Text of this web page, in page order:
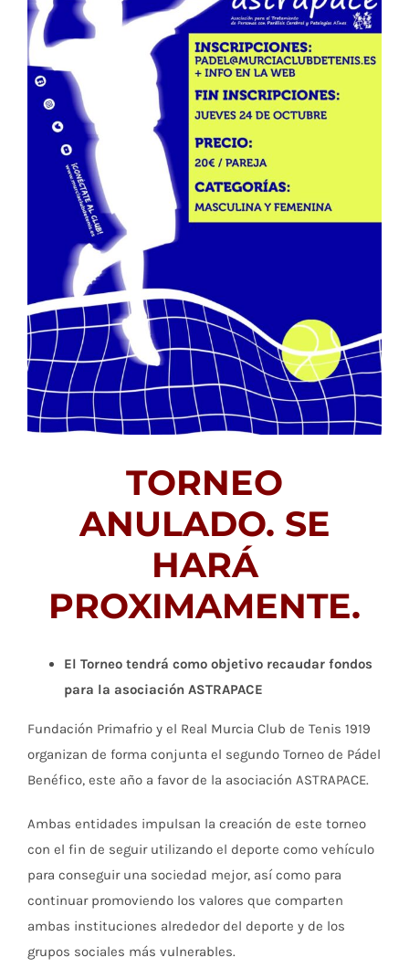
TORNEO
ANULADO. SE
HARÁ
PROXIMAMENTE.
El Torneo tendrá como objetivo recaudar fondos
para la asociación ASTRAPACE
Fundación Primafrio y el Real Murcia Club de Tenis 1919
organizan de forma conjunta el segundo Torneo de Pádel
Benéfico, este año a favor de la asociación ASTRAPACE.
Ambas entidades impulsan la creación de este torneo
con el fin de seguir utilizando el deporte como vehículo
para conseguir una sociedad mejor, así como para
continuar promoviendo los valores que comparten
ambas instituciones alrededor del deporte y de los
grupos sociales más vulnerables.